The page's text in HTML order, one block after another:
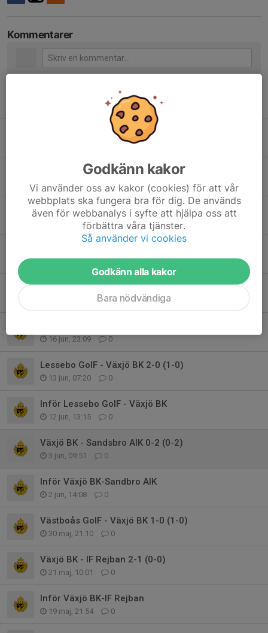
Kommentarer
Värnamo Södra FF - Växjö BK 7-0 (1-0)
Inför Värnamo Södra FF-Växjö BK
26 jun, 08:45
Växjö BK - Markaryds IF 0-0
24 jun, 13:47 0
23 jun, 10:05 0
Växjö BK - Hovshaga AIF 1-4 (0-2)
0
16 jun, 23:09 0
Lessebo GoIF - Växjö BK 2-0 (1-0)
13 jun, 07:20 0
Inför Lessebo GoIF - Växjö BK
12 jun, 13:15 0
Växjö BK - Sandsbro AIK 0-2 (0-2)
3 jun, 09:51 0
Inför Växjö BK-Sandbro AIK
2 jun, 14:08 0
Västboås GoIF - Växjö BK 1-0 (1-0)
30 maj, 21:10 0
Växjö BK - IF Rejban 2-1 (0-0)
21 maj, 10:01 0
Inför Växjö BK-IF Rejban
19 maj, 21:54 0
Godkänn kakor
Vi använder oss av kakor (cookies) för att vår
webbplats ska fungera bra för dig. De används
även för webbanalys i syfte att hjälpa oss att
förbättra våra tjänster.
Så använder vi cookies
Godkänn alla kakor
Bara nödvändiga